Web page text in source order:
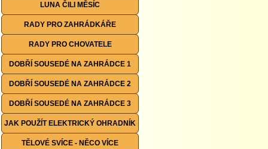
LUNA ČILI MĚSÍC
RADY PRO ZAHRÁDKÁŘE
RADY PRO CHOVATELE
DOBŘÍ SOUSEDÉ NA ZAHRÁDCE 1
DOBŘÍ SOUSEDÉ NA ZAHRÁDCE 2
DOBŘÍ SOUSEDÉ NA ZAHRÁDCE 3
JAK POUŽÍT ELEKTRICKÝ OHRADNÍK
TĚLOVÉ SVÍCE - NĚCO VÍCE